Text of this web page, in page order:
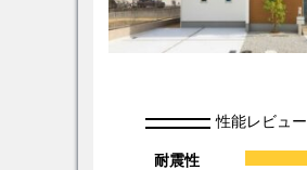
性能レビュー
耐震性